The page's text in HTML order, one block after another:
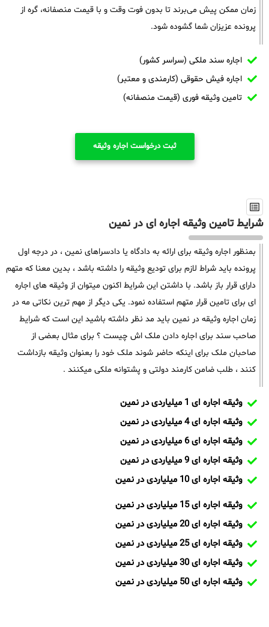
زمان ممکن پیش می‌برند تا بدون فوت وقت و با قیمت منصفانه، گره از
پرونده عزیزان شما گشوده شود.
اجاره سند ملکی (سراسر کشور)
اجاره فیش حقوقی (کارمندی و معتبر)
تامین وثیقه فوری (قیمت منصفانه)
ثبت درخواست اجاره وثیقه
شرایط تامین وثیقه اجاره ای در نمین
بمنظور اجاره وثیقه برای ارائه به دادگاه یا دادسراهای نمین ، در درجه اول
پرونده باید شراط لازم برای تودیع وثیقه را داشته باشد ، بدین معنا که متهم
دارای قرار باز باشد. با داشتن این شرایط اکنون میتوان از وثیقه های اجاره
ای برای تامین قرار متهم استفاده نمود. یکی دیگر از مهم ترین نکاتی مه در
زمان اجاره وثیقه در نمین باید مد نظر داشته باشید این است که شرایط
صاحب سند برای اجاره دادن ملک اش چیست ؟ برای مثال بعضی از
صاحبان ملک برای اینکه حاضر شوند ملک خود را بعنوان وثیقه بازداشت
کنند ، طلب ضامن کارمند دولتی و پشتوانه ملکی میکنند .
وثیقه اجاره ای 1 میلیاردی در نمین
وثیقه اجاره ای 4 میلیاردی در نمین
وثیقه اجاره ای 6 میلیاردی در نمین
وثیقه اجاره ای 9 میلیاردی در نمین
وثیقه اجاره ای 10 میلیاردی در نمین
وثیقه اجاره ای 15 میلیاردی در نمین
وثیقه اجاره ای 20 میلیاردی در نمین
وثیقه اجاره ای 25 میلیاردی در نمین
وثیقه اجاره ای 30 میلیاردی در نمین
وثیقه اجاره ای 50 میلیاردی در نمین